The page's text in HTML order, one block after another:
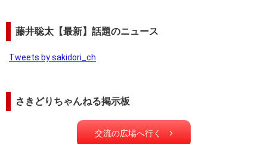
藤井聡太【最新】話題のニュース
Tweets by sakidori_ch
さきどりちゃんねる掲示板
交流の広場へ行く